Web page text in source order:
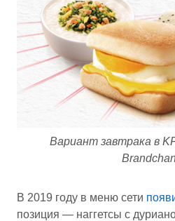
Вариант завтрака в
В 2019 году в меню сети
позиция — наггетсы с